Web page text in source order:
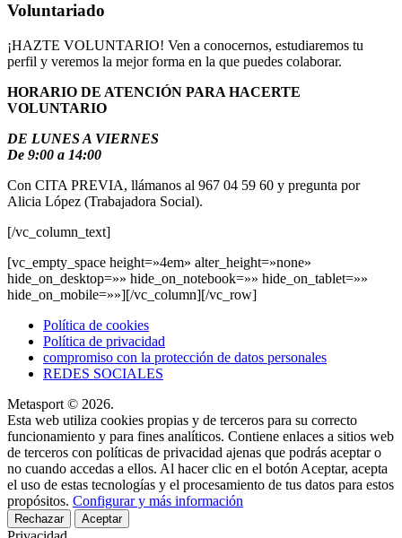
Voluntariado
¡HAZTE VOLUNTARIO! Ven a conocernos, estudiaremos tu
perfil y veremos la mejor forma en la que puedes colaborar.
HORARIO DE ATENCIÓN PARA HACERTE
VOLUNTARIO
DE LUNES A VIERNES
De 9:00 a 14:00
Con CITA PREVIA, llámanos al 967 04 59 60 y pregunta por
Alicia López (Trabajadora Social).
[/vc_column_text]
[vc_empty_space height=»4em» alter_height=»none»
hide_on_desktop=»» hide_on_notebook=»» hide_on_tablet=»»
hide_on_mobile=»»][/vc_column][/vc_row]
Política de cookies
Política de privacidad
compromiso con la protección de datos personales
REDES SOCIALES
Metasport © 2026.
Esta web utiliza cookies propias y de terceros para su correcto
funcionamiento y para fines analíticos. Contiene enlaces a sitios web
de terceros con políticas de privacidad ajenas que podrás aceptar o
no cuando accedas a ellos. Al hacer clic en el botón Aceptar, acepta
el uso de estas tecnologías y el procesamiento de tus datos para estos
propósitos. Configurar y más información
Rechazar Aceptar